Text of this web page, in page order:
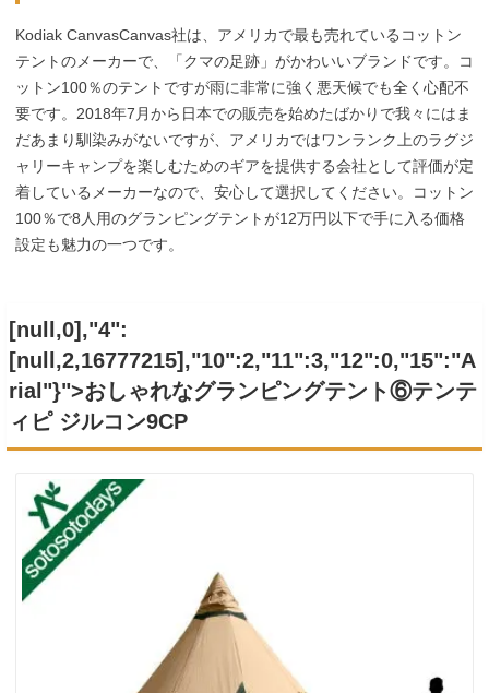
Kodiak CanvasCanvas社は、アメリカで最も売れているコットン
テントのメーカーで、「クマの足跡」がかわいいブランドです。コ
ットン100％のテントですが雨に非常に強く悪天候でも全く心配不
要です。2018年7月から日本での販売を始めたばかりで我々にはま
だあまり馴染みがないですが、アメリカではワンランク上のラグジ
ャリーキャンプを楽しむためのギアを提供する会社として評価が定
着しているメーカーなので、安心して選択してください。コットン
100％で8人用のグランピングテントが12万円以下で手に入る価格
設定も魅力の一つです。
[null,0],"4":
[null,2,16777215],"10":2,"11":3,"12":0,"15":"A
rial"}">おしゃれなグランピングテント⑥テンテ
ィピ ジルコン9CP